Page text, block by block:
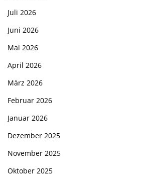
Juli 2026
Juni 2026
Mai 2026
April 2026
März 2026
Februar 2026
Januar 2026
Dezember 2025
November 2025
Oktober 2025